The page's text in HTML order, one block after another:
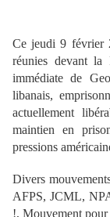
Ce jeudi 9 février
réunies devant la
immédiate de
libanais,
actuellement
maintien en
pressions
Divers
AFPS, JCML,
!, Mouvement pour